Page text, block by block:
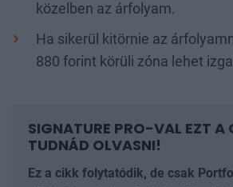
közelben az árfolyam.
Ha sikerül kitörnie az
880 forint körüli zóna lehet
SIGNATURE PRO-VAL EZT A
TUDNÁD OLVASNI!
Ez a cikk folytatódik, de csak